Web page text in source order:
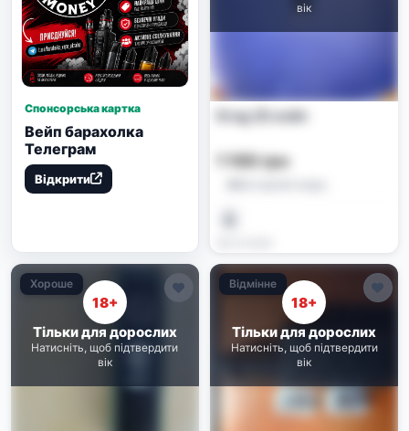
Спонсорська картка
Вейп барахолка
Телеграм
Відкрити
вік
Drag 2S вейп
1 100 грн
Хороше
18+
Тільки для дорослих
Натисніть, щоб підтвердити
вік
Відмінне
18+
Тільки для дорослих
Натисніть, щоб підтвердити
вік